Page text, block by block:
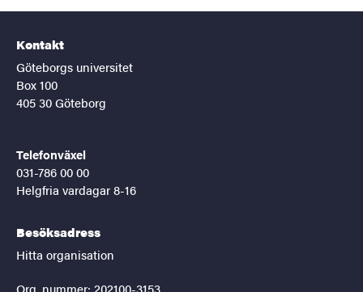
Kontakt
Göteborgs universitet
Box 100
405 30 Göteborg
Telefonväxel
031-786 00 00
Helgfria vardagar 8-16
Besöksadress
Hitta organisation
Org. nummer: 202100-3153